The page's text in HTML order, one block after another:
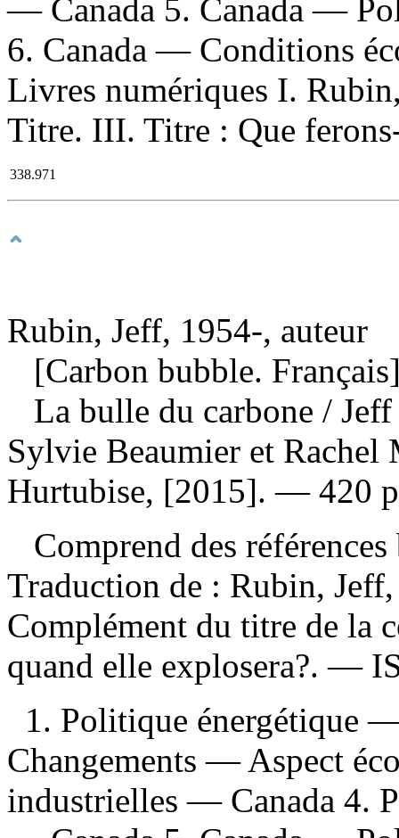
— Canada 5. Canada —
6. Canada — Conditions
Livres numériques I.
Titre. III. Titre : Que
338.971
Rubin, Jeff, 1954-, auteur
[Carbon bubble.
La bulle du carbone /
Sylvie Beaumier et
Hurtubise, [2015]. — 420
Comprend des
Traduction de : Rubin,
Complément du titre de la
quand elle explosera?. —
1. Politique énergétique
Changements — Aspect
industrielles — Canada 4.